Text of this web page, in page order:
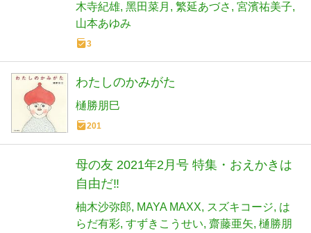
木寺紀雄 黑田菜月 繁延あづさ
宮濱祐美子
山本あゆみ
3
わたしのかみがた
樋勝朋巳
201
母の友 2021年2月号 特集・おえかきは
自由だ‼
柚木沙弥郎 MAYA MAXX スズキコージ は
らだ有彩 すずきこうせい 齋藤亜矢 樋勝朋